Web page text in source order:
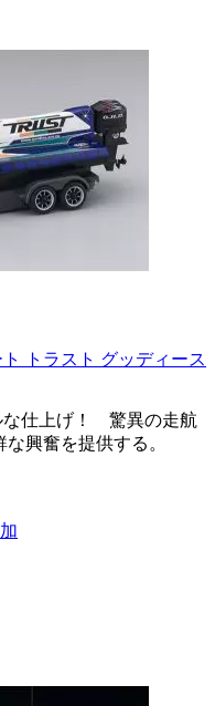
トラスト グッディース
な仕上げ！ 驚異の走航
興奮を提供する。